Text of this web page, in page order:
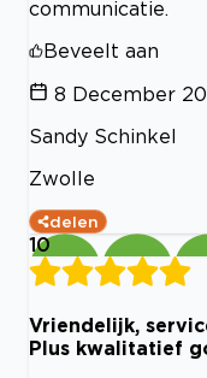
communicatie.
Beveelt aan
8 December
Sandy Schinkel
Zwolle
delen
10
Vriendelijk,
Plus kwalitatief